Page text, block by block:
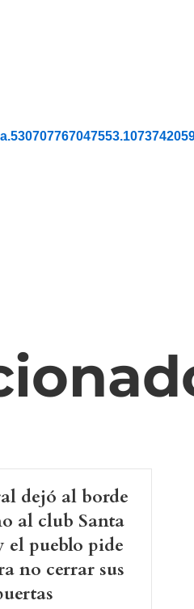
dejó al borde
al club Santa
el pueblo pide
no cerrar sus